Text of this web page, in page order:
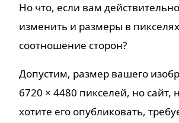
Но что, если вам
изменить и размеры в
соотношение сторон?
Допустим, размер вашего
6720 × 4480 пикселей, но сайт,
хотите его опубликовать,